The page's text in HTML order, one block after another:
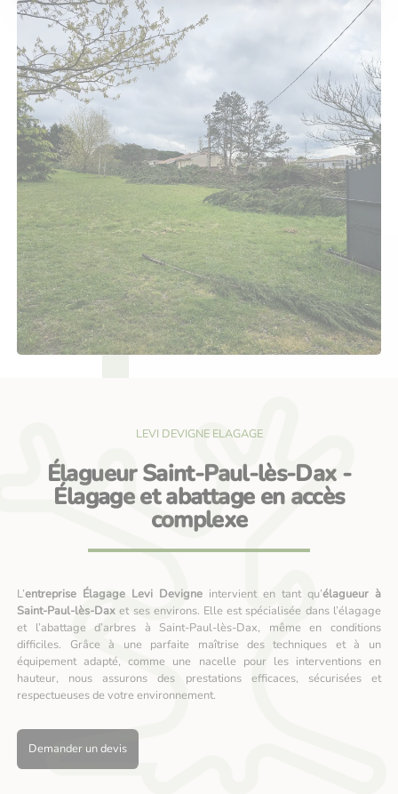
LEVI DEVIGNE ELAGAGE
Élagueur Saint-Paul-lès-Dax -
Élagage et abattage en accès
complexe
L’entreprise Élagage Levi Devigne intervient en tant qu’élagueur à
Saint-Paul-lès-Dax et ses environs. Elle est spécialisée dans l’élagage
et l’abattage d’arbres à Saint-Paul-lès-Dax, même en conditions
difficiles. Grâce à une parfaite maîtrise des techniques et à un
équipement adapté, comme une nacelle pour les interventions en
hauteur, nous assurons des prestations efficaces, sécurisées et
respectueuses de votre environnement.
Demander un devis